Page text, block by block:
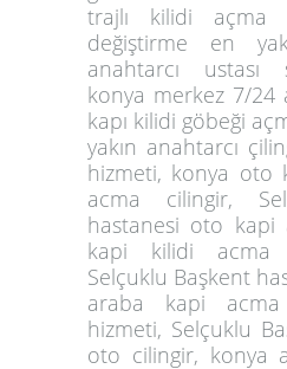
trajlı kilidi açma
değiştirme en
anahtarcı ustası
konya merkez 7/
kapı kilidi göbeği
yakın anahtarcı
hizmeti, konya oto
acma cilingir,
hastanesi oto kapi
kapi kilidi acma
Selçuklu Başkent
araba kapi
hizmeti, Selçuklu
oto cilingir, konya